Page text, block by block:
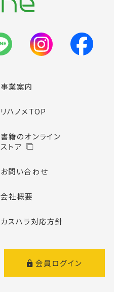
事業案内
リハノメTOP
書籍のオンライン
ストア
お問い合わせ
会社概要
カスハラ対応方針
会員ログイン